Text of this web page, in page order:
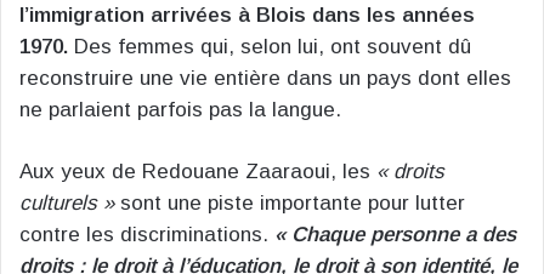
l’immigration arrivées à Blois dans les années
1970. Des femmes qui, selon lui, ont souvent dû
reconstruire une vie entière dans un pays dont elles
ne parlaient parfois pas la langue.
Aux yeux de Redouane Zaaraoui, les « droits
culturels »sont une piste importante pour lutter
contre les discriminations. « Chaque personne a des
droits : le droit à l’éducation, le droit à son identité, le